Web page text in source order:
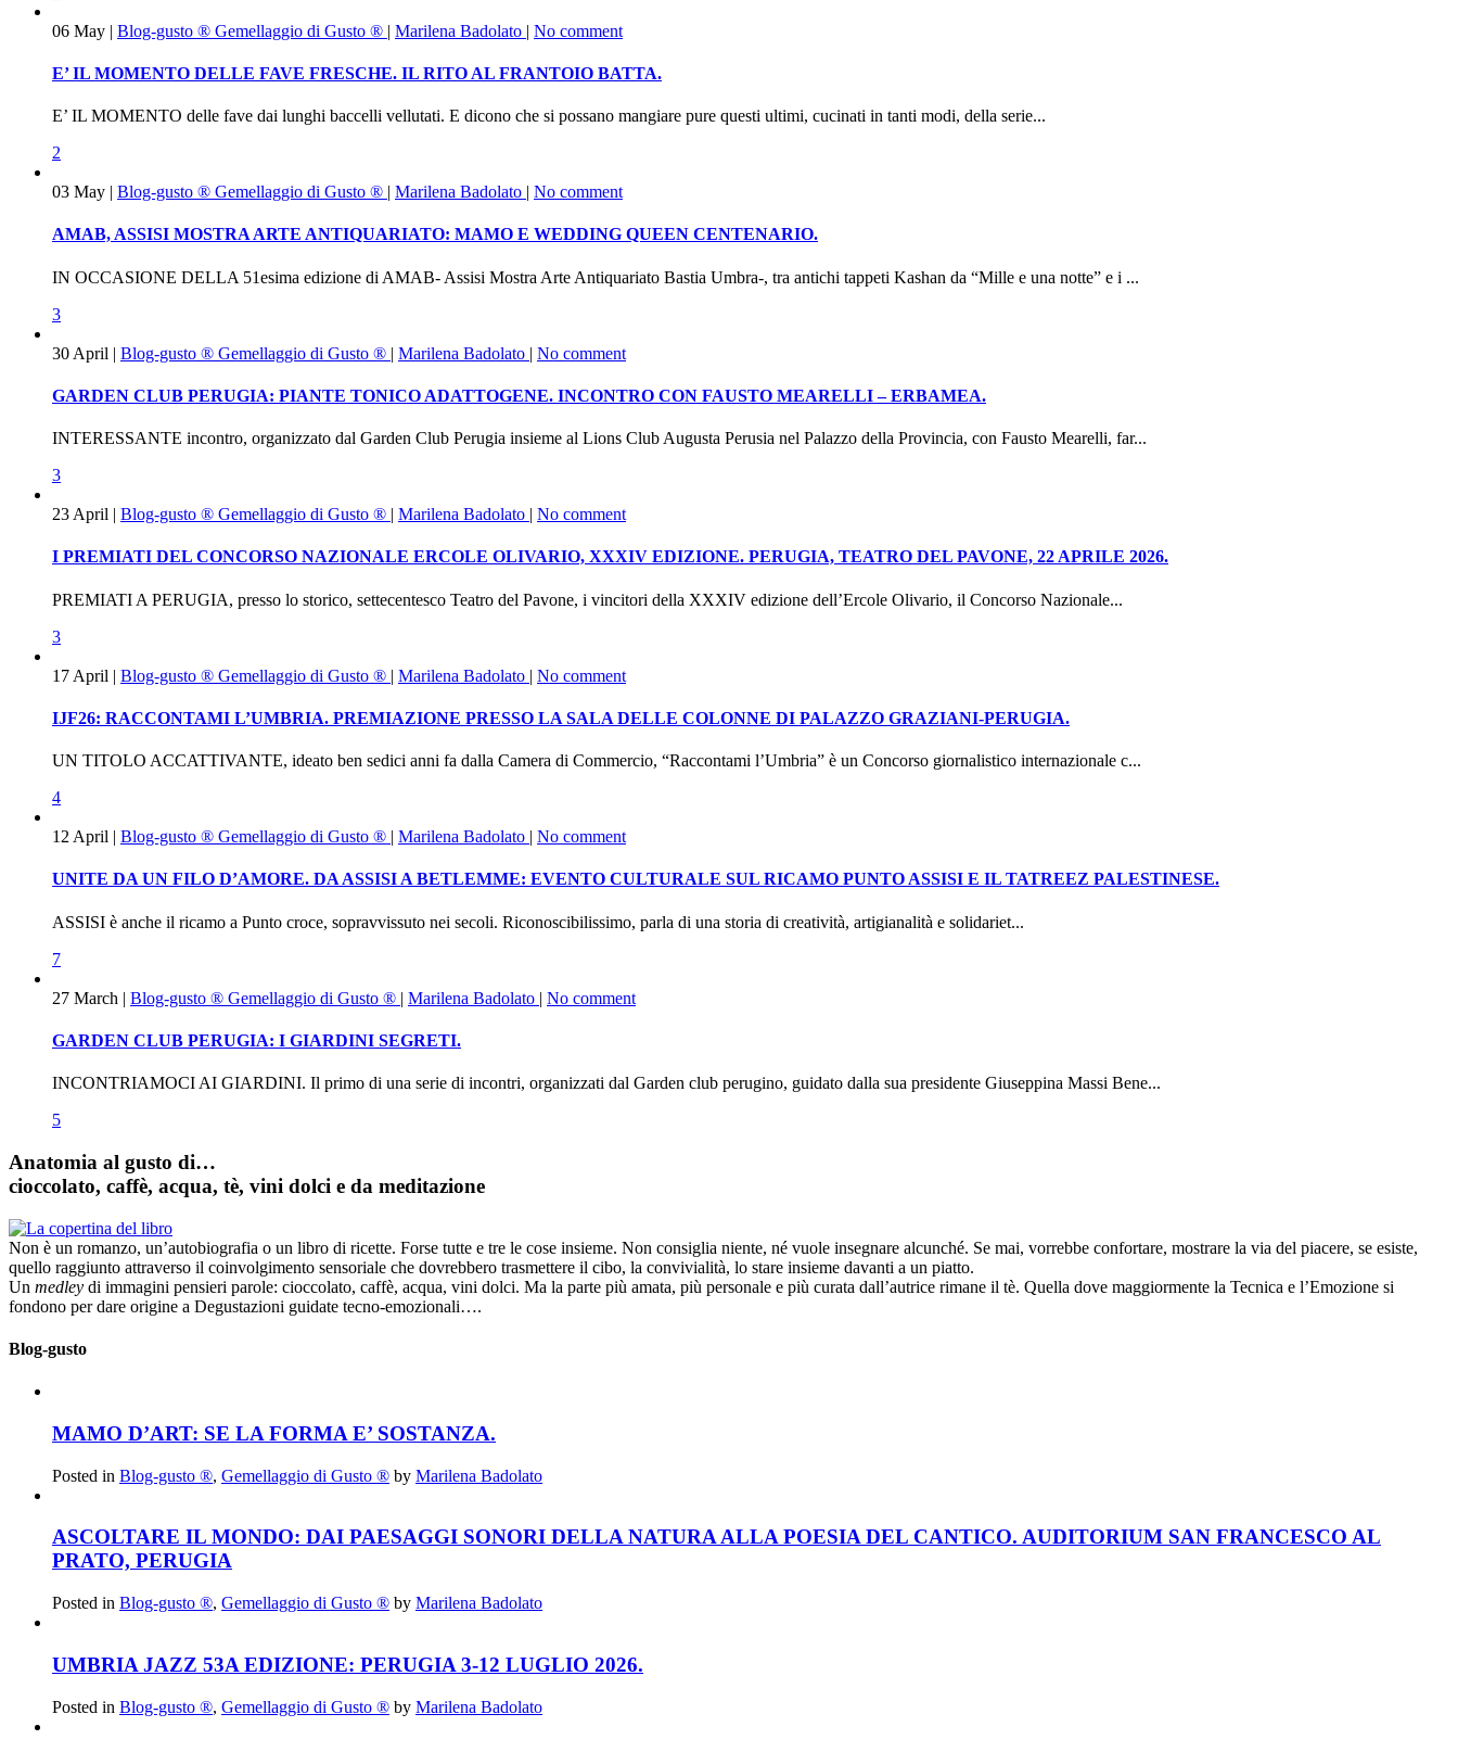
06 May | Blog-gusto ® Gemellaggio di Gusto ® | Marilena Badolato | No comment
E’ IL MOMENTO DELLE FAVE FRESCHE. IL RITO AL FRANTOIO BATTA.
E’ IL MOMENTO delle fave dai lunghi baccelli vellutati. E dicono che si possano mangiare pure questi ultimi, cucinati in tanti modi, della serie...
2
03 May | Blog-gusto ® Gemellaggio di Gusto ® | Marilena Badolato | No comment
AMAB, ASSISI MOSTRA ARTE ANTIQUARIATO: MAMO E WEDDING QUEEN CENTENARIO.
IN OCCASIONE DELLA 51esima edizione di AMAB- Assisi Mostra Arte Antiquariato Bastia Umbra-, tra antichi tappeti Kashan da “Mille e una notte” e i ...
3
30 April | Blog-gusto ® Gemellaggio di Gusto ® | Marilena Badolato | No comment
GARDEN CLUB PERUGIA: PIANTE TONICO ADATTOGENE. INCONTRO CON FAUSTO MEARELLI – ERBAMEA.
INTERESSANTE incontro, organizzato dal Garden Club Perugia insieme al Lions Club Augusta Perusia nel Palazzo della Provincia, con Fausto Mearelli, far...
3
23 April | Blog-gusto ® Gemellaggio di Gusto ® | Marilena Badolato | No comment
I PREMIATI DEL CONCORSO NAZIONALE ERCOLE OLIVARIO, XXXIV EDIZIONE. PERUGIA, TEATRO DEL PAVONE, 22 APRILE 2026.
PREMIATI A PERUGIA, presso lo storico, settecentesco Teatro del Pavone, i vincitori della XXXIV edizione dell’Ercole Olivario, il Concorso Nazionale...
3
17 April | Blog-gusto ® Gemellaggio di Gusto ® | Marilena Badolato | No comment
IJF26: RACCONTAMI L’UMBRIA. PREMIAZIONE PRESSO LA SALA DELLE COLONNE DI PALAZZO GRAZIANI-PERUGIA.
UN TITOLO ACCATTIVANTE, ideato ben sedici anni fa dalla Camera di Commercio, “Raccontami l’Umbria” è un Concorso giornalistico internazionale c...
4
12 April | Blog-gusto ® Gemellaggio di Gusto ® | Marilena Badolato | No comment
UNITE DA UN FILO D’AMORE. DA ASSISI A BETLEMME: EVENTO CULTURALE SUL RICAMO PUNTO ASSISI E IL TATREEZ PALESTINESE.
ASSISI è anche il ricamo a Punto croce, sopravvissuto nei secoli. Riconoscibilissimo, parla di una storia di creatività, artigianalità e solidariet...
7
27 March | Blog-gusto ® Gemellaggio di Gusto ® | Marilena Badolato | No comment
GARDEN CLUB PERUGIA: I GIARDINI SEGRETI.
INCONTRIAMOCI AI GIARDINI. Il primo di una serie di incontri, organizzati dal Garden club perugino, guidato dalla sua presidente Giuseppina Massi Bene...
5
Anatomia al gusto di…
cioccolato, caffè, acqua, tè, vini dolci e da meditazione
Non è un romanzo, un’autobiografia o un libro di ricette. Forse tutte e tre le cose insieme. Non consiglia niente, né vuole insegnare alcunché. Se mai, vorrebbe confortare, mostrare la via del piacere, se esiste,
quello raggiunto attraverso il coinvolgimento sensoriale che dovrebbero trasmettere il cibo, la convivialità, lo stare insieme davanti a un piatto.
Un medley di immagini pensieri parole: cioccolato, caffè, acqua, vini dolci. Ma la parte più amata, più personale e più curata dall’autrice rimane il tè. Quella dove maggiormente la Tecnica e l’Emozione si
fondono per dare origine a Degustazioni guidate tecno-emozionali….
Blog-gusto
MAMO D’ART: SE LA FORMA E’ SOSTANZA.
Posted in Blog-gusto ®, Gemellaggio di Gusto ® by Marilena Badolato
ASCOLTARE IL MONDO: DAI PAESAGGI SONORI DELLA NATURA ALLA POESIA DEL CANTICO. AUDITORIUM SAN FRANCESCO AL
PRATO, PERUGIA
Posted in Blog-gusto ®, Gemellaggio di Gusto ® by Marilena Badolato
UMBRIA JAZZ 53A EDIZIONE: PERUGIA 3-12 LUGLIO 2026.
Posted in Blog-gusto ®, Gemellaggio di Gusto ® by Marilena Badolato